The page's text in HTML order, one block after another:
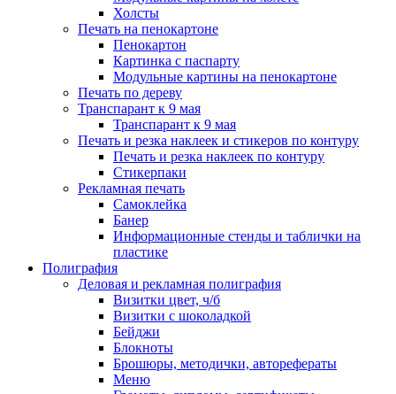
Холсты
Печать на пенокартоне
Пенокартон
Картинка с паспарту
Модульные картины на пенокартоне
Печать по дереву
Транспарант к 9 мая
Транспарант к 9 мая
Печать и резка наклеек и стикеров по контуру
Печать и резка наклеек по контуру
Стикерпаки
Рекламная печать
Самоклейка
Банер
Информационные стенды и таблички на
пластике
Полиграфия
Деловая и рекламная полиграфия
Визитки цвет, ч/б
Визитки с шоколадкой
Бейджи
Блокноты
Брошюры, методички, авторефераты
Меню